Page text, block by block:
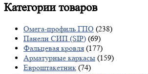
Категориитоваров
Омега-профиль ГПО (238)
Панели СИП (SIP) (69)
Фальцевая кровля (177)
Арматурные каркасы (159)
Евроштакетник (74)